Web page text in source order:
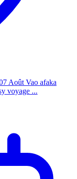
Août Vao afaka
voyage ...